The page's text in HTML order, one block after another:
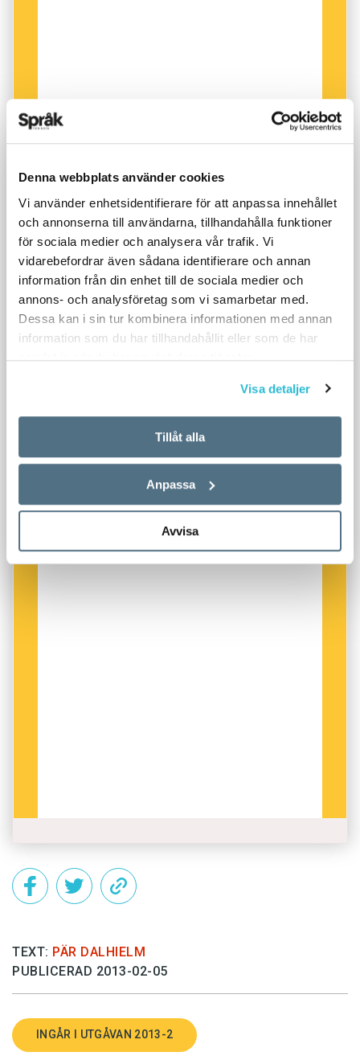
Denna webbplats använder cookies
Vi använder enhetsidentifierare för att anpassa innehållet
och annonserna till användarna, tillhandahålla funktioner
för sociala medier och analysera vår trafik. Vi
vidarebefordrar även sådana identifierare och annan
information från din enhet till de sociala medier och
annons- och analysföretag som vi samarbetar med.
Dessa kan i sin tur kombinera informationen med annan
information som du har tillhandahållit eller som de har
samlat in när du har använt deras tjänster.
Visa detaljer
Tillåt alla
Anpassa
Avvisa
rätt att få existera i samhället med sitt språk.
TEXT: PÄR DALHIELM
PUBLICERAD 2013-02-05
INGÅR I UTGÅVAN 2013-2